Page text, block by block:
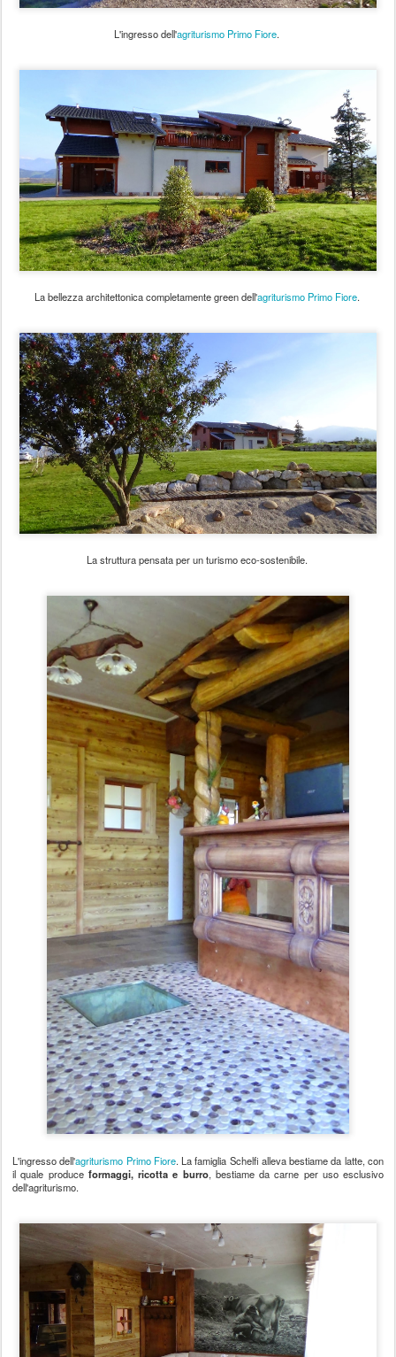
L'ingresso dell'agriturismo Primo Fiore.
La bellezza architettonica completamente green dell'agriturismo Primo Fiore.
La struttura pensata per un turismo eco-sostenibile.
L'ingresso dell'agriturismo Primo Fiore. La famiglia Schelfi alleva bestiame da latte, con
il quale produceformaggi, ricotta e burro, bestiame da carne per uso esclusivo
dell'agriturismo.